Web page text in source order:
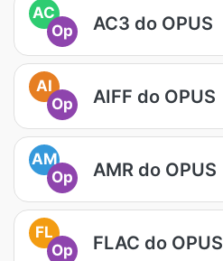
AC
Op
AC3 do OPUS
AI
Op
AIFF do OPUS
AM
Op
AMR do OPUS
FL
Op
FLAC do OPUS